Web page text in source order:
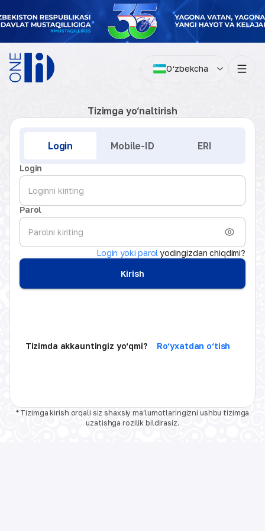
O‘zbekcha
Tizimga yo‘naltirish
Login Mobile-ID ERI
Login
Parol
Login yoki parolyodingizdan chiqdimi?
Kirish
Tizimda akkauntingiz yo‘qmi? Ro‘yxatdan o‘tish
* Tizimga kirish orqali siz shaxsiy ma‘lumotlaringizni ushbu tizimga
uzatishga rozilik bildirasiz.